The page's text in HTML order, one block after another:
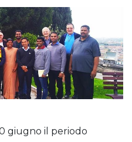
giugno il periodo